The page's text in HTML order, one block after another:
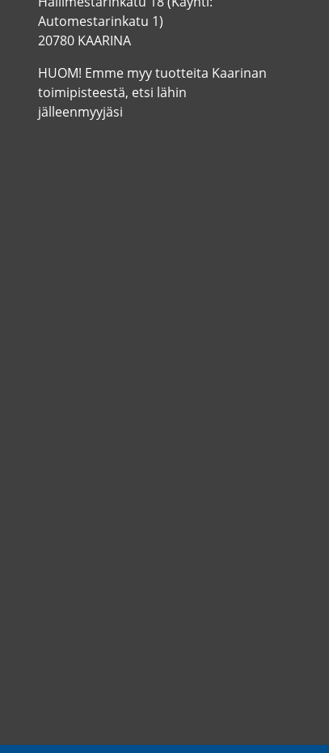
Automestarinkatu 1)
20780 KAARINA
HUOM! Emme myy tuotteita Kaarinan
toimipisteestä, etsi lähin
jälleenmyyjäsi